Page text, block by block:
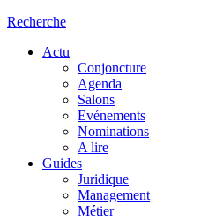
Recherche
Actu
Conjoncture
Agenda
Salons
Evénements
Nominations
A lire
Guides
Juridique
Management
Métier